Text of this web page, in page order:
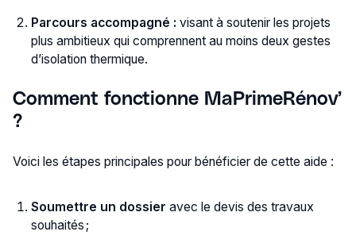
Parcours accompagné :visant à soutenir les projets
plus ambitieux qui comprennent au moins deux gestes
d’isolation thermique.
Comment fonctionne MaPrimeRénov’
?
Voici les étapes principales pour bénéficier de cette aide :
Soumettre un dossier avec le devis des travaux
souhaités ;